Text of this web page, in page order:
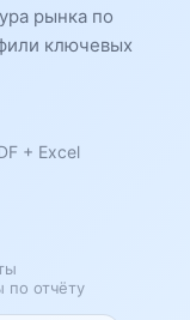
рынка по
ключевых
+ Excel
по отчёту